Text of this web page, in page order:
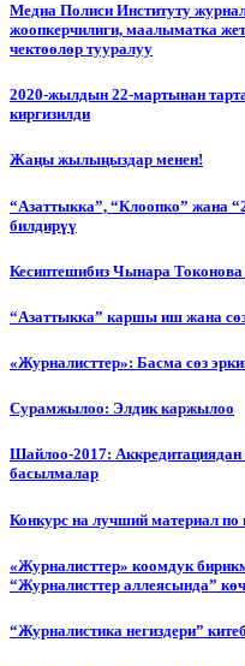
Медиа Полиси Институту
жоопкерчилиги, маалыматка
чектөөлөр тууралуу
2020-жылдын 22-мартынан
киргизилди
Жаңы жылыңыздар менен!
“Азаттыкка”, “Клоопко” жана
билдирүү
Кесиптешибиз Чынара
“Азаттыкка” каршы иш жана
«Журналисттер»: Басма сөз
Сурамжылоо: Элдик каржылоо
Шайлоо-2017:
басылмалар
Конкурс на лучший материал
«Журналисттер» коомдук
“Журналисттер аллеясында”
“Журналистика негиздери”